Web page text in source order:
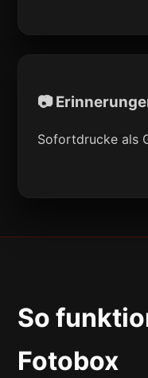
📷
Sofortdrucke als
So
Fotobox